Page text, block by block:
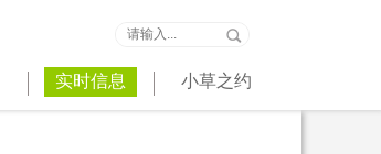
实时信息 小草之约